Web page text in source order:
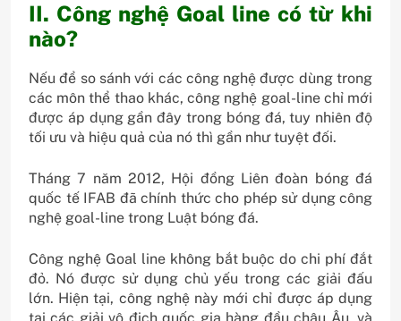
II. Công nghệ Goal line có từ khi
nào?
Nếu để so sánh với các công nghệ được dùng trong
các môn thể thao khác, công nghệ goal-line chỉ mới
được áp dụng gần đây trong bóng đá, tuy nhiên độ
tối ưu và hiệu quả của nó thì gần như tuyệt đối.
Tháng 7 năm 2012, Hội đồng Liên đoàn bóng đá
quốc tế IFAB đã chính thức cho phép sử dụng công
nghệ goal-line trong Luật bóng đá.
Công nghệ Goal line không bắt buộc do chi phí đắt
đỏ. Nó được sử dụng chủ yếu trong các giải đấu
lớn. Hiện tại, công nghệ này mới chỉ được áp dụng